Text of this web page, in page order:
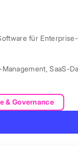
für
,SaaS-
& Governance